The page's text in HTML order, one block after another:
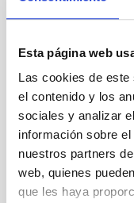
Esta página web
Las cookies de
el contenido y los
sociales y analizar
información sobre
nuestros partners
web, quienes
que les haya
MASTER'S
SPECIALTY
CONTRATACIÓN
PROMOTION
NO
PS-2023-086